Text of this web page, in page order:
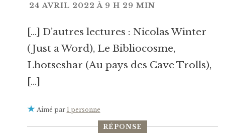
24 AVRIL 2022 À 9 H 29 MIN
[…] D’autres lectures : Nicolas Winter
(Just a Word), Le Bibliocosme,
Lhotseshar (Au pays des Cave Trolls),
[…]
Aimé par 1 personne
RÉPONSE